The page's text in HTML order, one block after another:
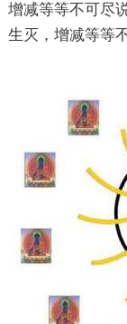
增减等等不可尽
生灭，增减等等